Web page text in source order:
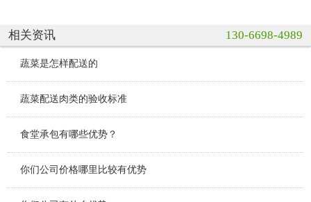
相关资讯 130-6698-4989
蔬菜是怎样配送的
蔬菜配送肉类的验收标准
食堂承包有哪些优势？
你们公司价格哪里比较有优势